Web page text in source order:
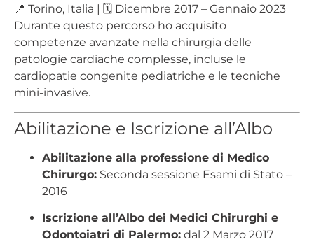
📍 Torino, Italia | 🗓️ Dicembre 2017 – Gennaio 2023
Durante questo percorso ho acquisito
competenze avanzate nella chirurgia delle
patologie cardiache complesse, incluse le
cardiopatie congenite pediatriche e le tecniche
mini-invasive.
Abilitazione e Iscrizione all’Albo
Abilitazione alla professione di Medico
Chirurgo: Seconda sessione Esami di Stato –
2016
Iscrizione all’Albo dei Medici Chirurghi e
Odontoiatri di Palermo: dal 2 Marzo 2017